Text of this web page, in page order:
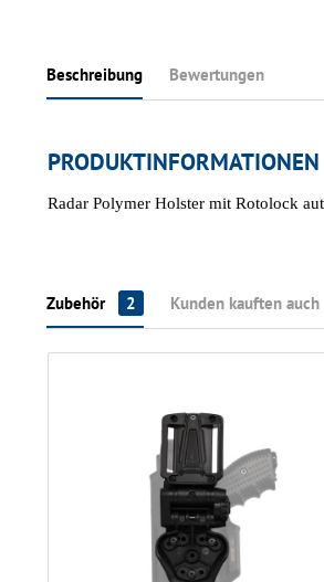
Beschreibung Bewertungen
PRODUKTINFORMATIONEN
Radar Polymer Holster mit Rotolock
Zubehör 2 Kunden kauften auch